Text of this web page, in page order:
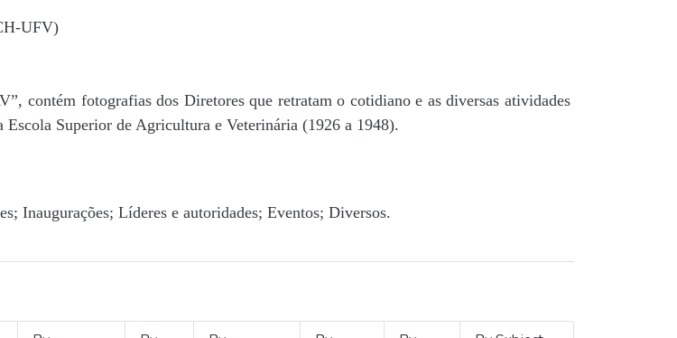
UFV)
contém fotografias dos Diretores que retratam o cotidiano e as diversas atividades
Superior de Agricultura e Veterinária (1926 a 1948).
Inaugurações; Líderes e autoridades; Eventos; Diversos.